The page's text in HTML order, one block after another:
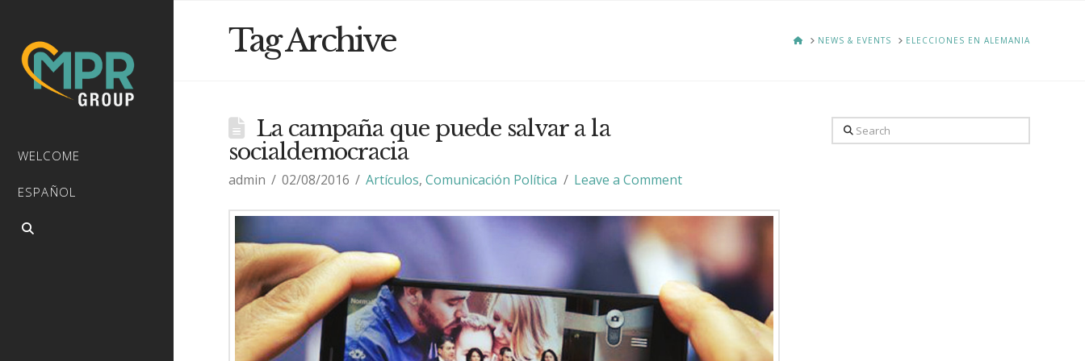
WELCOME
ESPAÑOL
Tag Archive HOMENEWS & EVENTS ELECCIONES EN ALEMANIA
La campaña que puede salvar a la
socialdemocracia
admin 02/08/2016 Artículos,Comunicación Política Leave a Comment
Search